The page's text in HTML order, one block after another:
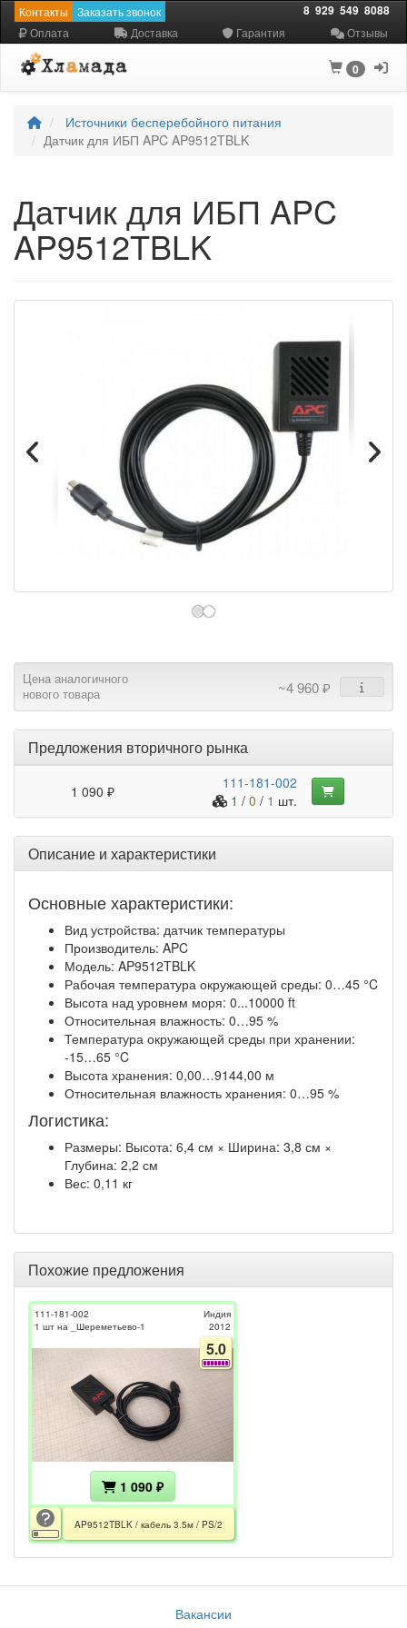
Контакты Заказать звонок 8 929 549 8088
Оплата Доставка Гарантия Отзывы
0
Источники бесперебойного питания
Датчик для ИБП APC AP9512TBLK
Датчик для ИБП APC
AP9512TBLK
Цена аналогичного
нового товара
~4 960 ₽
Предложения вторичного рынка
1 090 ₽
111-181-002
1 / 0 / 1 шт.
Описание и характеристики
Основные характеристики:
Вид устройства: датчик температуры
Производитель: APC
Модель: AP9512TBLK
Рабочая температура окружающей среды: 0…45 °C
Высота над уровнем моря: 0...10000 ft
Относительная влажность: 0…95 %
Температура окружающей среды при хранении:
-15…65 °C
Высота хранения: 0,00…9144,00 м
Относительная влажность хранения: 0…95 %
Логистика:
Размеры: Высота: 6,4 см × Ширина: 3,8 см ×
Глубина: 2,2 см
Вес: 0,11 кг
Похожие предложения
111-181-002
1 шт на _Шереметьево-1
Индия
2012
5.0
1 090 ₽
AP9512TBLK / кабель 3.5м / PS/2
Вакансии